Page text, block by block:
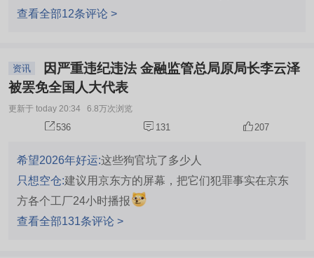
蛇吞象，待胖东来宣布退租，看他房子还能租得出去不，
查看全部12条评论 >
资讯
被罢免全国人大代表
更新于 today 20:34 6.8万次浏览
536 131 207
希望2026年好运:这些狗官坑了多少人
只想空仓:建议用京东方的屏幕，把它们犯罪事实在京东
方各个工厂24小时播报
查看全部131条评论 >